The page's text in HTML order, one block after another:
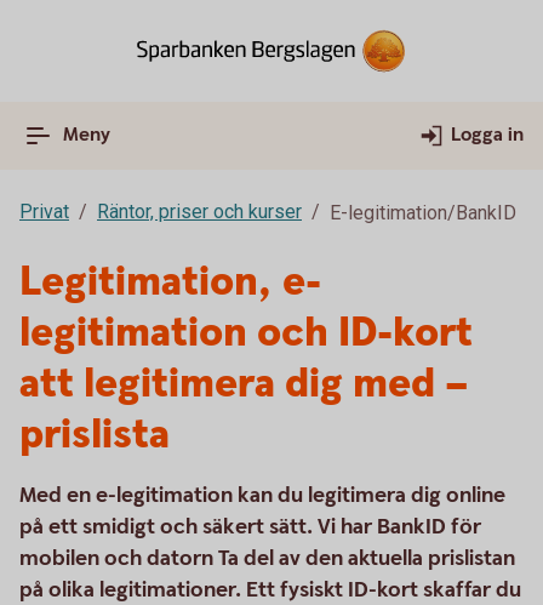
Meny Logga in
Privat Räntor, priser och kurser E-legitimation/BankID
Legitimation, e-
legitimation och ID-kort
att legitimera dig med –
prislista
Med en e-legitimation kan du legitimera dig online
på ett smidigt och säkert sätt. Vi har BankID för
mobilen och datorn Ta del av den aktuella prislistan
på olika legitimationer. Ett fysiskt ID-kort skaffar du